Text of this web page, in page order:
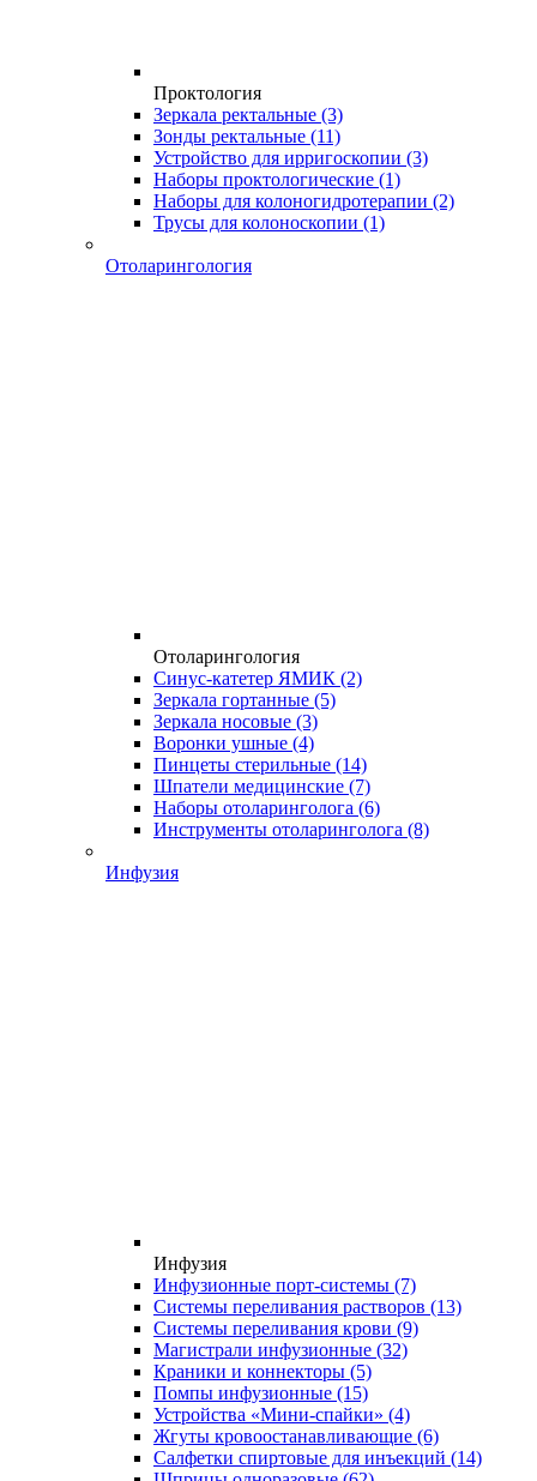
Проктология
Зеркала ректальные (3)
Зонды ректальные (11)
Устройство для ирригоскопии (3)
Наборы проктологические (1)
Наборы для колоногидротерапии (2)
Трусы для колоноскопии (1)
Отоларингология
Отоларингология
Синус-катетер ЯМИК (2)
Зеркала гортанные (5)
Зеркала носовые (3)
Воронки ушные (4)
Пинцеты стерильные (14)
Шпатели медицинские (7)
Наборы отоларинголога (6)
Инструменты отоларинголога (8)
Инфузия
Инфузия
Инфузионные порт-системы (7)
Системы переливания растворов (13)
Системы переливания крови (9)
Магистрали инфузионные (32)
Краники и коннекторы (5)
Помпы инфузионные (15)
Устройства «Мини-спайки» (4)
Жгуты кровоостанавливающие (6)
Салфетки спиртовые для инъекций (14)